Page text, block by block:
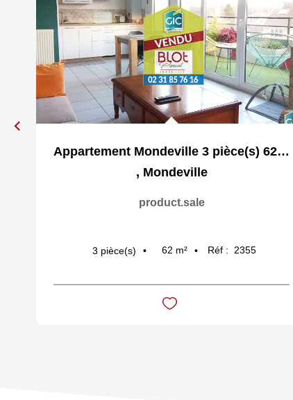
Appartement Mondeville 3 pièce(s) 62 m2
, Mondeville
product.sale
3 pièce(s) 62 m² Réf : 2355